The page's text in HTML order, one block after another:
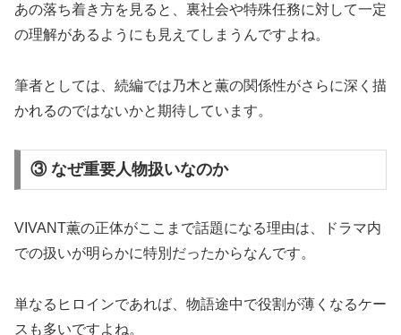
あの落ち着き方を見ると、裏社会や特殊任務に対して一定
の理解があるようにも見えてしまうんですよね。
筆者としては、続編では乃木と薫の関係性がさらに深く描
かれるのではないかと期待しています。
③ なぜ重要人物扱いなのか
VIVANT薫の正体がここまで話題になる理由は、ドラマ内
での扱いが明らかに特別だったからなんです。
単なるヒロインであれば、物語途中で役割が薄くなるケー
スも多いですよね。